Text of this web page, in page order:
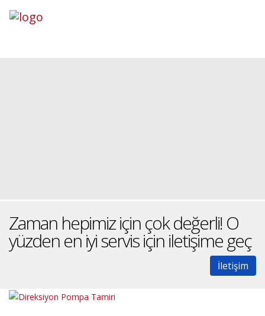
Zaman hepimiz için çok değerli! O
yüzden en iyi servis için iletişime geç
İletişim